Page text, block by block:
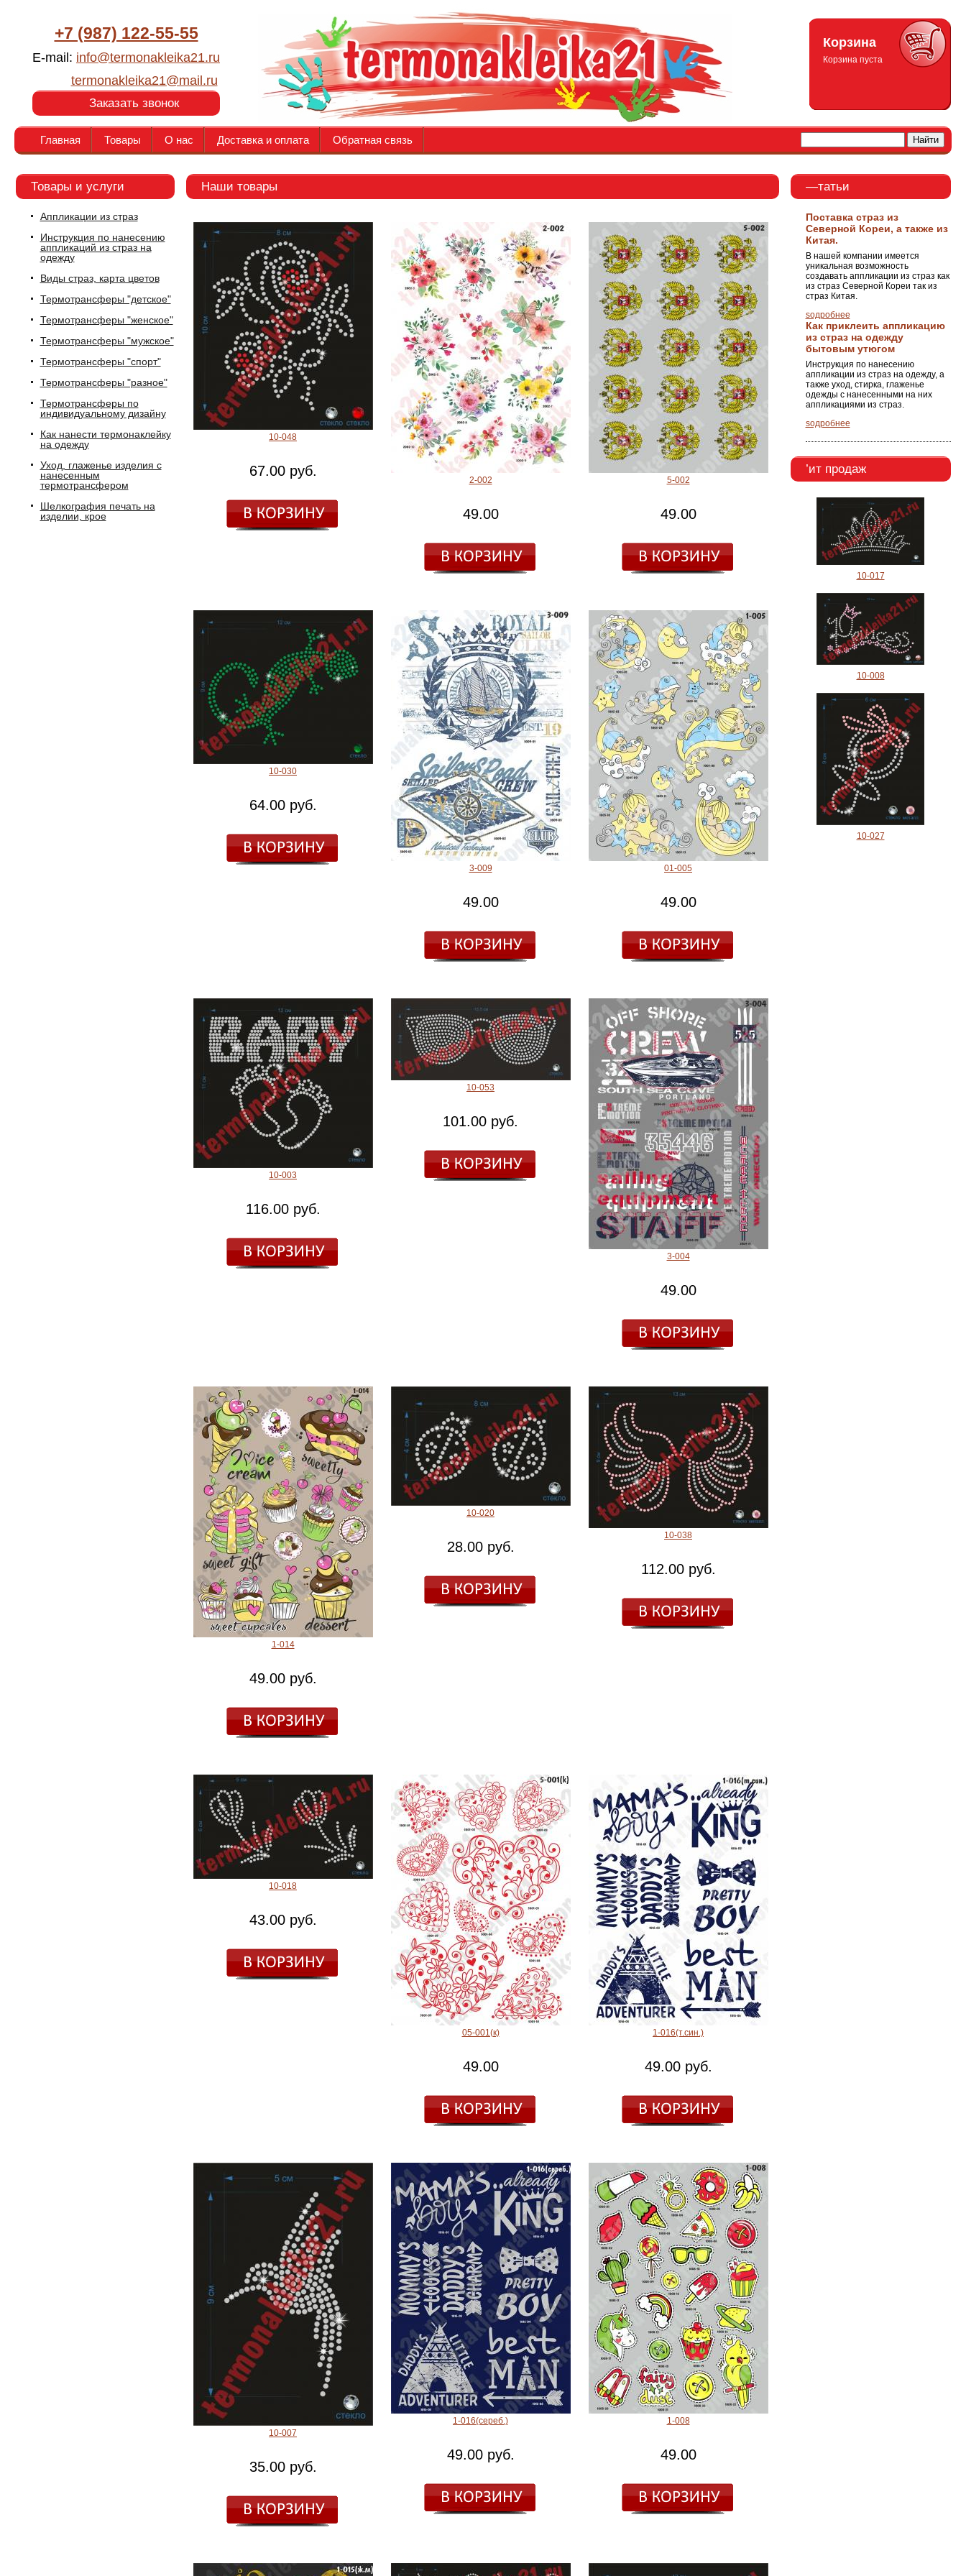
+7 (987) 122-55-55
E-mail: info@termonakleika21.ru
termonakleika21@mail.ru
Заказать звонок
Корзина
Корзина пуста
Главная Товары О нас Доставка и оплата Обратная связь
Товары и услуги
Аппликации из страз
Инструкция по нанесению
аппликаций из страз на
одежду
Виды страз, карта цветов
Термотрансферы "детское"
Термотрансферы "женское"
Термотрансферы "мужское"
Термотрансферы "спорт"
Термотрансферы "разное"
Термотрансферы по
индивидуальному дизайну
Как нанести термонаклейку
на одежду
Уход, глаженье изделия с
нанесенным
термотрансфером
Шелкография печать на
изделии, крое
Наши товары
10-048
67.00 руб.
2-002
49.00
5-002
49.00
10-030
64.00 руб.
3-009
49.00
01-005
49.00
10-003
116.00 руб.
10-053
101.00 руб.
3-004
49.00
1-014
49.00 руб.
10-020
28.00 руб.
10-038
112.00 руб.
10-018
43.00 руб.
05-001(к)
49.00
1-016(т.син.)
49.00 руб.
10-007
35.00 руб.
1-016(сереб.)
49.00 руб.
1-008
49.00
—татьи
Поставка страз из
Северной Кореи, а также из
Китая.
В нашей компании имеется
уникальная возможность
создавать аппликации из страз как
из страз Северной Кореи так из
страз Китая.
ѕодробнее
Как приклеить аппликацию
из страз на одежду
бытовым утюгом
Инструкция по нанесению
аппликации из страз на одежду, а
также уход, стирка, глаженье
одежды с нанесенными на них
аппликациями из страз.
ѕодробнее
’ит продаж
10-017
10-008
10-027